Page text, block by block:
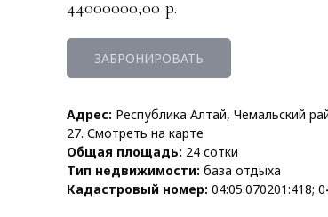
44000000,00 р.
ЗАБРОНИРОВАТЬ
Адрес: Республика Алтай, Чемальский
27. Смотреть на карте
Общая площадь: 24 сотки
Тип недвижимости: база отдыха
Кадастровый номер: 04:05:070201:418;